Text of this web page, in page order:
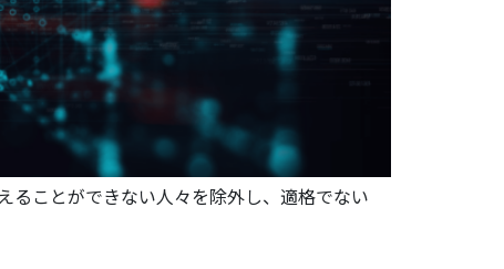
ることができない人々を除外し、適格でない